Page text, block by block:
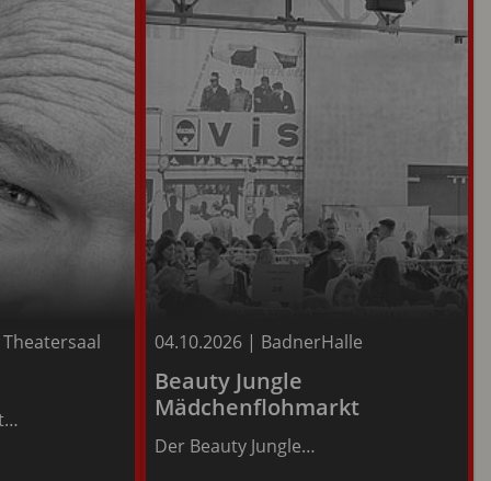
04.10.2026 | BadnerHalle
Beauty Jungle
Mädchenflohmarkt
Der Beauty Jungle…
Infos
Tickets